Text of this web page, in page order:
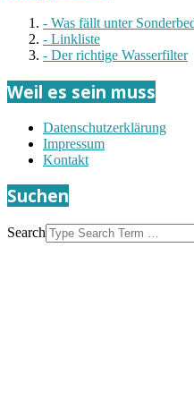
- Was fällt unter
- Linkliste
- Der richtige Wasserfilter
Weil es sein muss
Datenschutzerklärung
Impressum
Kontakt
Suchen
Search